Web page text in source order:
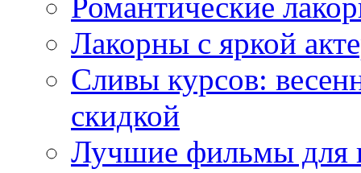
Романтические
Лакорны с яркой
Сливы курсов:
скидкой
Лучшие фильмы для